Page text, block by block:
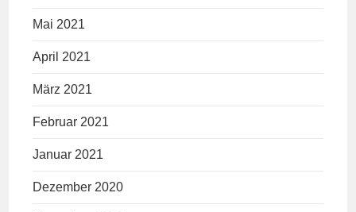
Mai 2021
April 2021
März 2021
Februar 2021
Januar 2021
Dezember 2020